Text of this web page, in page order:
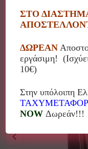
ΣΤΟ
ΔΩΡΕΑΝ
εργάσιμη!
10€)
Στην υπόλοιπη
NOW Δωρεάν!!!